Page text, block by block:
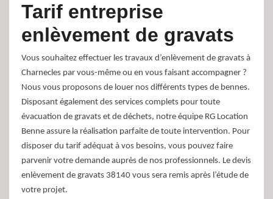
Tarif entreprise
enlèvement de gravats
Vous souhaitez effectuer les travaux d’enlèvement de gravats à
Charnecles par vous-même ou en vous faisant accompagner ?
Nous vous proposons de louer nos différents types de bennes.
Disposant également des services complets pour toute
évacuation de gravats et de déchets, notre équipe RG Location
Benne assure la réalisation parfaite de toute intervention. Pour
disposer du tarif adéquat à vos besoins, vous pouvez faire
parvenir votre demande auprès de nos professionnels. Le devis
enlèvement de gravats 38140 vous sera remis après l’étude de
votre projet.